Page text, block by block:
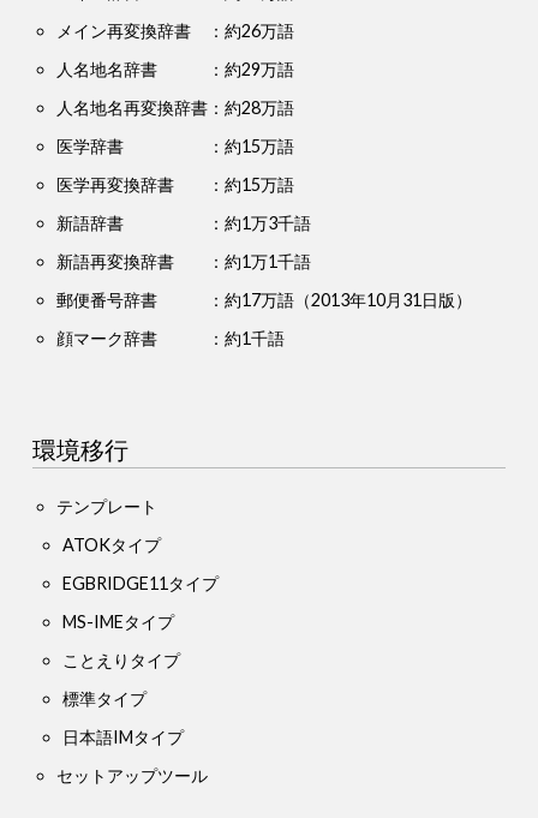
メイン再変換辞書 ：約26万語
人名地名辞書 ：約29万語
人名地名再変換辞書：約28万語
医学辞書 ：約15万語
医学再変換辞書 ：約15万語
新語辞書 ：約1万3千語
新語再変換辞書 ：約1万1千語
郵便番号辞書 ：約17万語（2013年10月31日版）
顔マーク辞書 ：約1千語
環境移行
テンプレート
ATOKタイプ
EGBRIDGE11タイプ
MS-IMEタイプ
ことえりタイプ
標準タイプ
日本語IMタイプ
セットアップツール